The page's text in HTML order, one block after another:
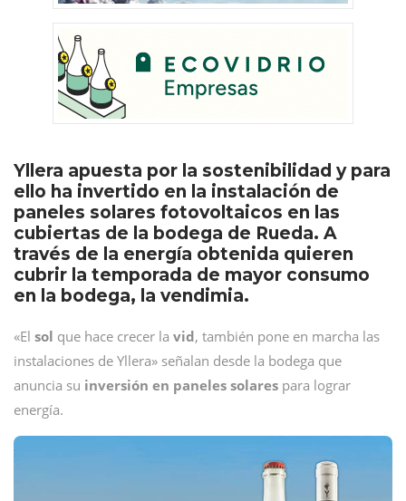
Yllera apuesta por la sostenibilidad y para
ello ha invertido en la instalación de
paneles solares fotovoltaicos en las
cubiertas de la bodega de Rueda. A
través de la energía obtenida quieren
cubrir la temporada de mayor consumo
en la bodega, la vendimia.
«El sol que hace crecer la vid, también pone en marcha las
instalaciones de Yllera» señalan desde la bodega que
anuncia su inversión en paneles solares para lograr
energía.